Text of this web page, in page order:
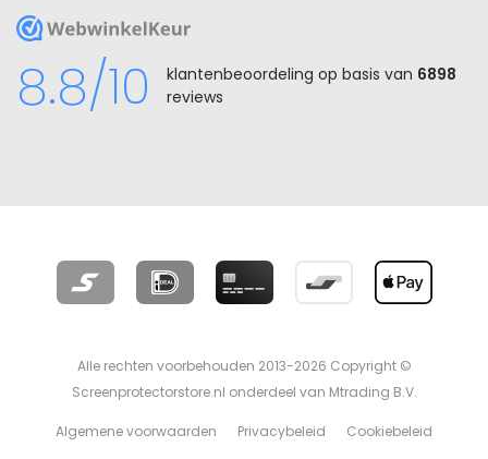
WebwinkelKeur
8.8/10 klantenbeoordeling op basis van 6898
reviews
Alle rechten voorbehouden 2013-2026 Copyright ©
Screenprotectorstore.nl onderdeel van Mtrading B.V.
Algemene voorwaarden Privacybeleid Cookiebeleid